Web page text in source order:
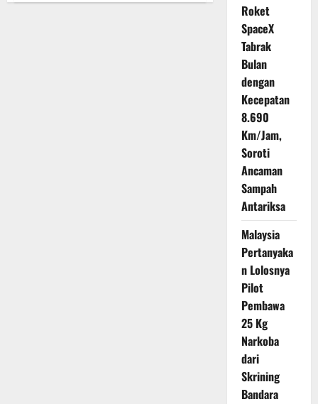
Lanina
Roket
SpaceX
Tabrak
Bulan
dengan
Kecepatan
8.690
Km/Jam,
Soroti
Ancaman
Sampah
Antariksa
Malaysia
Pertanyaka
n Lolosnya
Pilot
Pembawa
25 Kg
Narkoba
dari
Skrining
Bandara